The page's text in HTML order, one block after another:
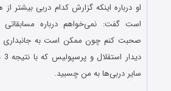
او درباره اینکه گزارش کدام دربی بیشتر
است گفت: نمی‌خواهم درباره
صحبت کنم چون ممکن است به جانبداری
سایر دربی‌ها به من چسبید.